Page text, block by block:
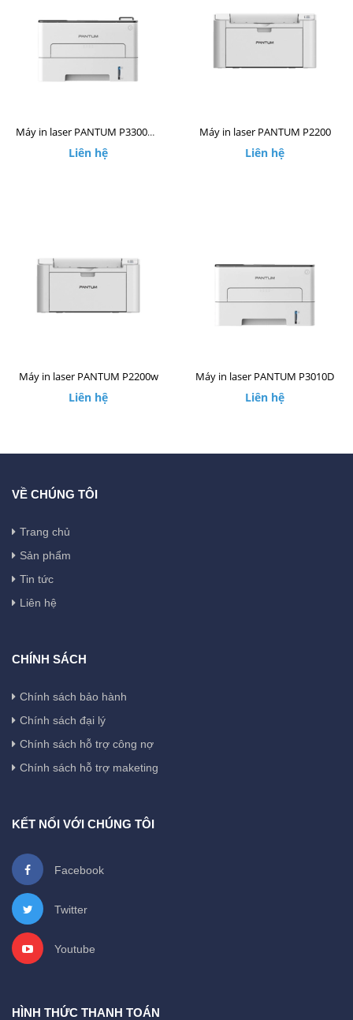
Máy in laser PANTUM P3300DW
Liên hệ
Máy in laser PANTUM P2200
Liên hệ
Máy in laser PANTUM P2200w
Liên hệ
Máy in laser PANTUM P3010D
Liên hệ
VỀ CHÚNG TÔI
Trang chủ
Sản phẩm
Tin tức
Liên hệ
CHÍNH SÁCH
Chính sách bảo hành
Chính sách đại lý
Chính sách hỗ trợ công nợ
Chính sách hỗ trợ maketing
KẾT NỐI VỚI CHÚNG TÔI
Facebook
Twitter
Youtube
HÌNH THỨC THANH TOÁN